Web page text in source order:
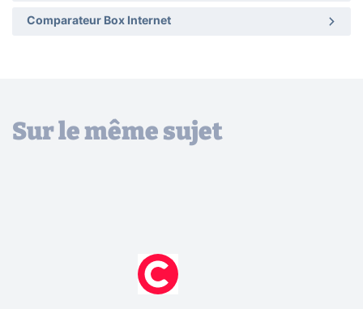
Comparateur Box Internet
Sur le même sujet